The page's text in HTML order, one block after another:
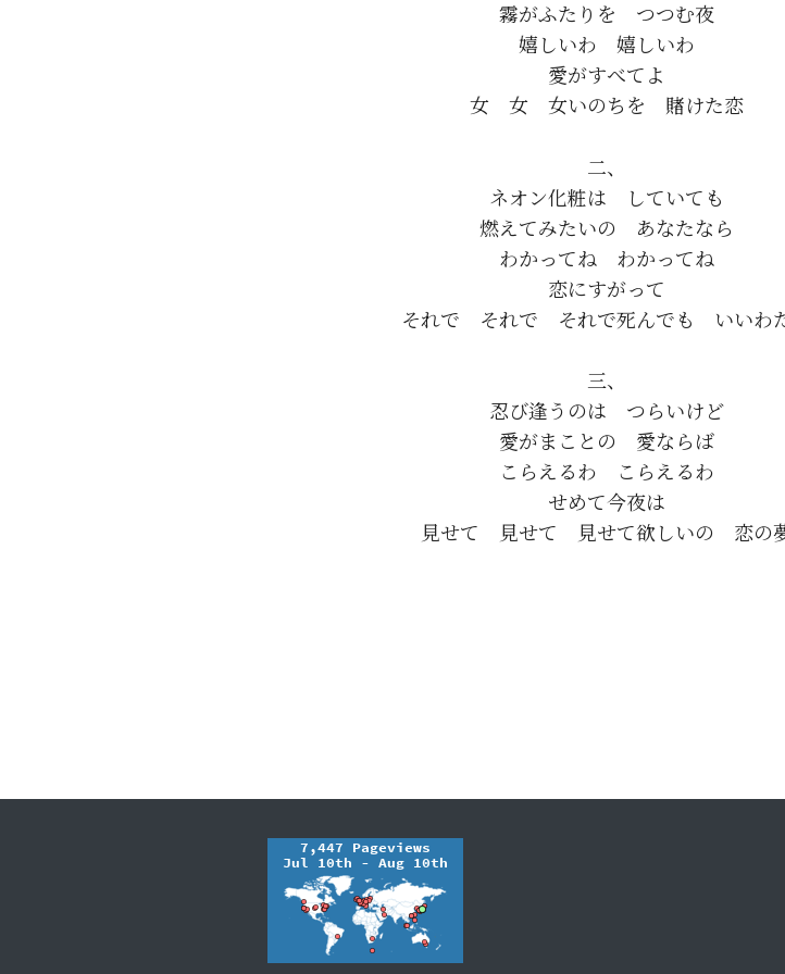
霧がふたりを　つつむ夜
嬉しいわ　嬉しいわ
愛がすべてよ
女　女　女いのちを　賭けた恋
二、
ネオン化粧は　していても
燃えてみたいの　あなたなら
わかってね　わかってね
恋にすがって
三、
忍び逢うのは　つらいけど
愛がまことの　愛ならば
こらえるわ　こらえるわ
せめて今夜は